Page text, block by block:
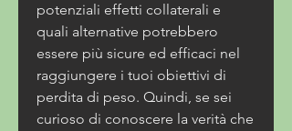
potenziali effetti collaterali e
quali alternative potrebbero
essere più sicure ed efficaci nel
raggiungere i tuoi obiettivi di
perdita di peso. Quindi, se sei
curioso di conoscere la verità che